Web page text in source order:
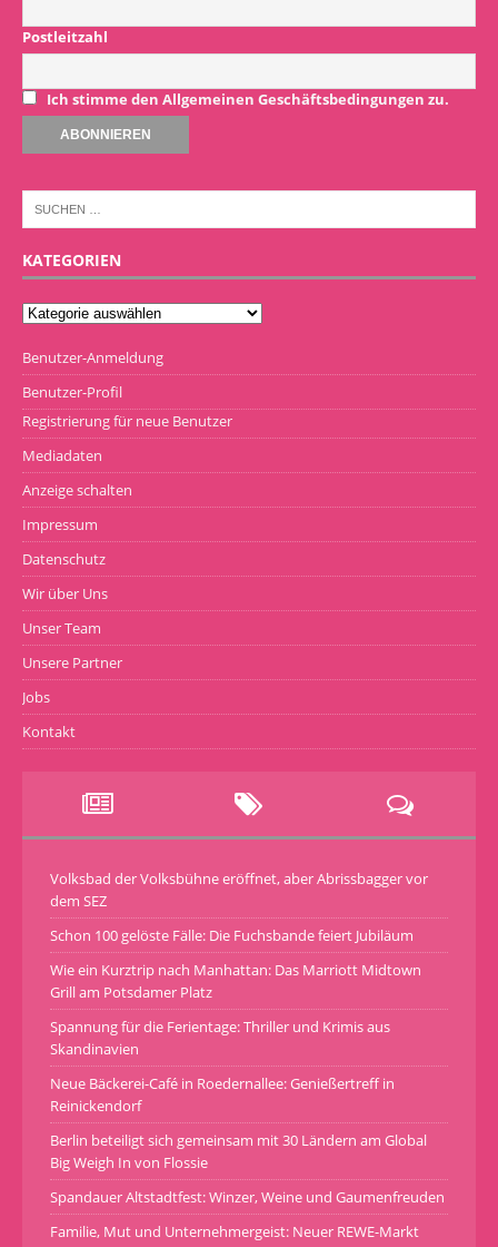
Postleitzahl
Ich stimme den Allgemeinen Geschäftsbedingungen zu.
KATEGORIEN
Benutzer-Anmeldung
Benutzer-Profil
Registrierung für neue Benutzer
Mediadaten
Anzeige schalten
Impressum
Datenschutz
Wir über Uns
Unser Team
Unsere Partner
Jobs
Kontakt
Volksbad der Volksbühne eröffnet, aber Abrissbagger vor
dem SEZ
Schon 100 gelöste Fälle: Die Fuchsbande feiert Jubiläum
Wie ein Kurztrip nach Manhattan: Das Marriott Midtown
Grill am Potsdamer Platz
Spannung für die Ferientage: Thriller und Krimis aus
Skandinavien
Neue Bäckerei-Café in Roedernallee: Genießertreff in
Reinickendorf
Berlin beteiligt sich gemeinsam mit 30 Ländern am Global
Big Weigh In von Flossie
Spandauer Altstadtfest: Winzer, Weine und Gaumenfreuden
Familie, Mut und Unternehmergeist: Neuer REWE-Markt